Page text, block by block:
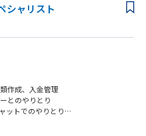
のエスカレーション
ュニケーション（顧客対応方針のディ
し、プロダクトナレッジの落とし込
応はアウトソース先が担います
体制構築・運用・品質連携
がり
、体制をデザインする面白さ
い、各プロダクトの特性を理解し、開
体験（CX）を最適化していく、サポー
の構築に携わることができる。
なんらかの技術サポートの経験があれ
ポート対応経験
いく論理的思考力がある方
する志向性の方（ただし一般的なレベ
質と効率性をもとにした運用体制の最
がある方
勢」ではなく、「自立、自律的に積極
シャリスト
作成、入金管理
ーとのやりとり
ットでのやりとり
タグの作成